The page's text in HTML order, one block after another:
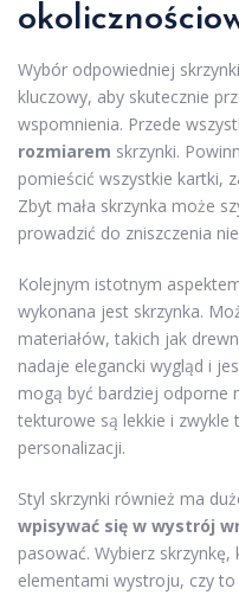
Wybór odpowiedniej
kluczowy, aby skutecznie
wspomnienia. Przede
rozmiarem skrzynki.
pomieścić wszystkie kartki,
Zbyt mała skrzynka może
prowadzić do zniszczenia
Kolejnym istotnym
wykonana jest skrzynka.
materiałów, takich jak
nadaje elegancki wygląd i
mogą być bardziej odporne
tekturowe są lekkie i zwykle
personalizacji.
Styl skrzynki również ma
wpisywać się w wystrój
pasować. Wybierz
elementami wystroju, czy